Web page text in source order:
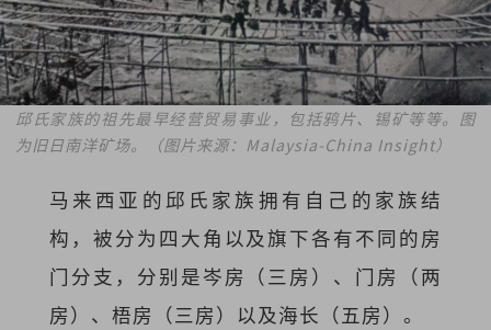
邱氏家族的祖先最早经营贸易事业，包括鸦片、锡矿等等。图
为旧日南洋矿场。（图片来源：Malaysia-China Insight）
马来西亚的邱氏家族拥有自己的家族结
构，被分为四大角以及旗下各有不同的房
门分支，分别是岑房（三房）、门房（两
房）、梧房（三房）以及海长（五房）。